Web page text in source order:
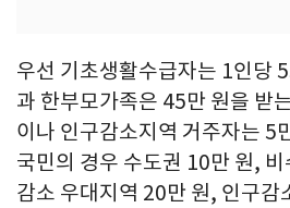
우선 기초생활수급자는 1인당
과 한부모가족은 45만 원을 받
이나 인구감소지역 거주자는 5
국민의 경우 수도권 10만 원,
감소 우대지역 20만 원, 인구감